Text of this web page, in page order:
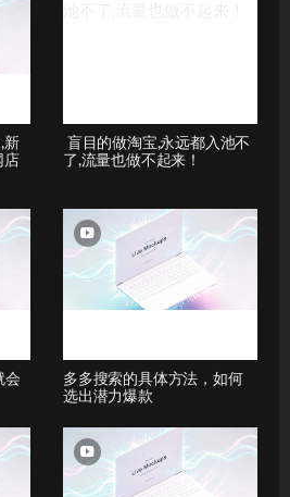
新
店
盲目的做淘宝,永远都入池不
了,流量也做不起来！
会
多多搜索的具体方法，如何
选出潜力爆款